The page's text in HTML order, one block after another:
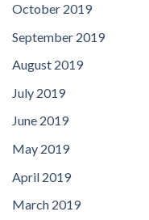
October 2019
September 2019
August 2019
July 2019
June 2019
May 2019
April 2019
March 2019